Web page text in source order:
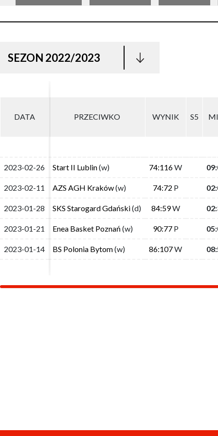
SEZON 2022/2023
DATA PRZECIWKO WYNIK S5
2023-02-26 Start II Lublin(w) 74:116W
2023-02-11 AZS AGH Kraków(w) 74:72 P
2023-01-28 SKS Starogard Gdański(d) 84:59W
2023-01-21 Enea Basket Poznań (w) 90:77P
2023-01-14 BS Polonia Bytom(w) 86:107W
DATA PRZECIWKO WYNIK S5
2023-02-26 Start II Lublin(w) 74:116W
2023-02-11 AZS AGH Kraków(w) 74:72 P
2023-01-28 SKS Starogard Gdański(d) 84:59W
2023-01-21 Enea Basket Poznań (w) 90:77P
2023-01-14 BS Polonia Bytom(w) 86:107W